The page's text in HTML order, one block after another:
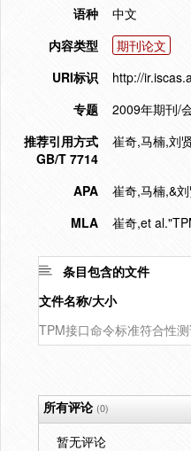
语种
中文
内容类型
期刊论文
URI标识
http://
专题
2009年期刊/
推荐引用方式
GB/T 7714
崔奇,马楠,刘
APA
崔奇,马楠,&
MLA
崔奇,et
条目包含的文件
文件名称/大小
TPM接口命令标准符合性
所有评论(0)
暂无评论